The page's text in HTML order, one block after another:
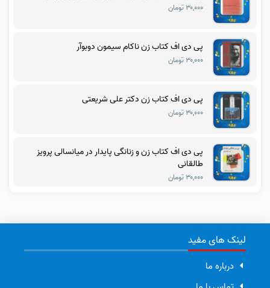
۳۰,۰۰۰ تومان
پی دی اف کتاب زن ناکام سیمون دوبوآر
۳۰,۰۰۰ تومان
پی دی اف کتاب زن دکتر علی شریعتی
۳۰,۰۰۰ تومان
پی دی اف کتاب زن و زنانگی پایدار در میانسالی پرویز
طالقانی
۳۰,۰۰۰ تومان
لینک های مفید
درباره ما